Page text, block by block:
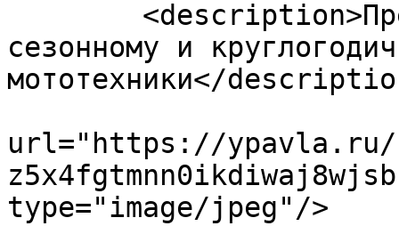
сезонному и
мототехники</
url="https://ypavla.ru/
type="image/jpeg"/>